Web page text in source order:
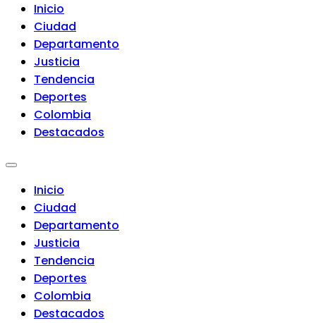
Inicio
Ciudad
Departamento
Justicia
Tendencia
Deportes
Colombia
Destacados
Inicio
Ciudad
Departamento
Justicia
Tendencia
Deportes
Colombia
Destacados